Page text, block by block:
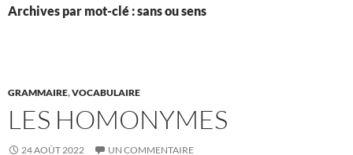
Archives par mot-clé : sans ou sens
GRAMMAIRE,VOCABULAIRE
LES HOMONYMES
24 AOÛT 2022 UN COMMENTAIRE